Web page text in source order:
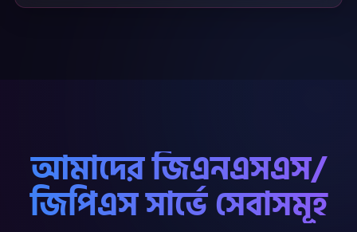
আমাদের জিএনএসএস/
জিপিএস সার্ভে সেবাসমূহ